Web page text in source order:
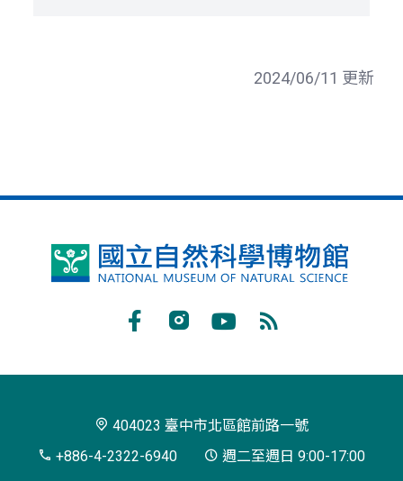
2024/06/11 更新
國
博
閱
404023 臺中市北區館前路一號
+886-4-2322-6940
週二至週日 9:00-17:00